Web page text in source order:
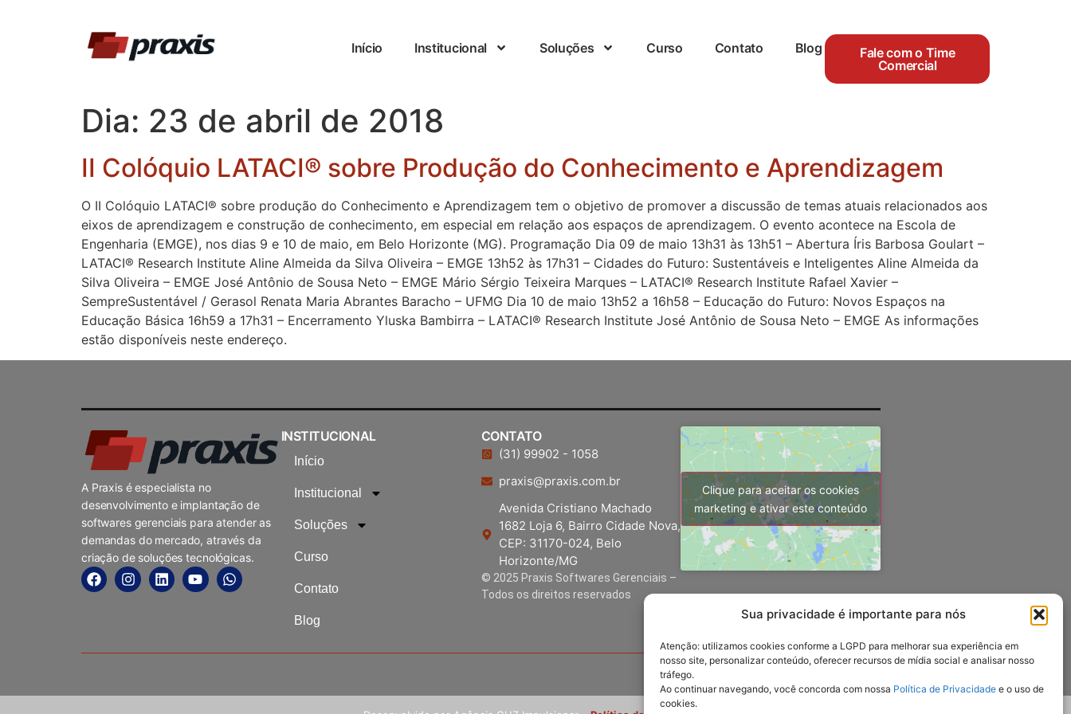
Sua privacidade é importante para nós
Atenção: utilizamos cookies conforme a LGPD para melhorar sua experiência em
nosso site, personalizar conteúdo, oferecer recursos de mídia social e analisar nosso
tráfego.
Ao continuar navegando, você concorda com nossa Política de Privacidade e o uso de
cookies.
Início Institucional Soluções Curso Contato Blog
Fale com o Time
Comercial
Dia: 23 de abril de 2018
II Colóquio LATACI® sobre Produção do Conhecimento e Aprendizagem
O II Colóquio LATACI® sobre produção do Conhecimento e Aprendizagem tem o objetivo de promover a discussão de temas atuais relacionados aos
eixos de aprendizagem e construção de conhecimento, em especial em relação aos espaços de aprendizagem. O evento acontece na Escola de
Engenharia (EMGE), nos dias 9 e 10 de maio, em Belo Horizonte (MG). Programação Dia 09 de maio 13h31 às 13h51 – Abertura Íris Barbosa Goulart –
LATACI® Research Institute Aline Almeida da Silva Oliveira – EMGE 13h52 às 17h31 – Cidades do Futuro: Sustentáveis e Inteligentes Aline Almeida da
Silva Oliveira – EMGE José Antônio de Sousa Neto – EMGE Mário Sérgio Teixeira Marques – LATACI® Research Institute Rafael Xavier –
SempreSustentável / Gerasol Renata Maria Abrantes Baracho – UFMG Dia 10 de maio 13h52 a 16h58 – Educação do Futuro: Novos Espaços na
Educação Básica 16h59 a 17h31 – Encerramento Yluska Bambirra – LATACI® Research Institute José Antônio de Sousa Neto – EMGE As informações
estão disponíveis neste endereço.
A Praxis é especialista no
desenvolvimento e implantação de
softwares gerenciais para atender as
demandas do mercado, através da
criação de soluções tecnológicas.
INSTITUCIONAL
Início
Institucional
Soluções
Curso
Contato
Blog
CONTATO
(31) 99902 - 1058
praxis@praxis.com.br
Avenida Cristiano Machado
1682 Loja 6, Bairro Cidade Nova,
CEP: 31170-024, Belo
Horizonte/MG
© 2025 Praxis Softwares Gerenciais –
Todos os direitos reservados
Clique para aceitar os cookies
marketing e ativar este conteúdo